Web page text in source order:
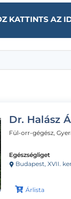
KATTINTS AZ
Dr. Halász
Fül-orr-gégész,
Egészségliget
Budapest, XVII.
Árlista